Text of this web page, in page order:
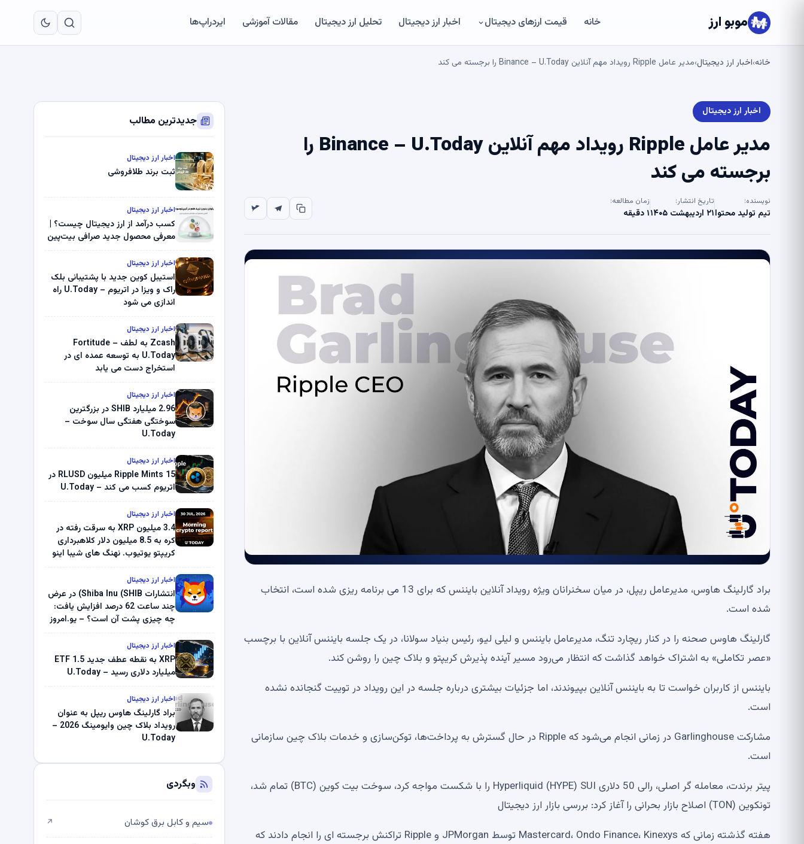
موبو ارز خانه قیمت ارزهای دیجیتال اخبار ارز دیجیتال تحلیل ارز دیجیتال مقالات آموزشی ایردراپ‌ها
خانه›اخبار ارز دیجیتال›مدیر عامل Ripple رویداد مهم آنلاین Binance – U.Today را برجسته می کند
اخبار ارز دیجیتال
مدیر عامل Ripple رویداد مهم آنلاین Binance – U.Today را
برجسته می کند
نویسنده:
تیم تولید محتوا
تاریخ انتشار:
۲۱ اردیبهشت ۱۴۰۵
زمان مطالعه:
۱ دقیقه
براد گارلینگ هاوس، مدیرعامل ریپل، در میان سخنرانان ویژه رویداد آنلاین بایننس که برای 13 می برنامه ریزی شده است، انتخاب
شده است.
گارلینگ هاوس صحنه را در کنار ریچارد تنگ، مدیرعامل بایننس و لیلی لیو، رئیس بنیاد سولانا، در یک جلسه بایننس آنلاین با برچسب
«عصر تکاملی» به اشتراک خواهد گذاشت که انتظار می‌رود مسیر آینده پذیرش کریپتو و بلاک چین را روشن کند.
بایننس از کاربران خواست تا به بایننس آنلاین بپیوندند، اما جزئیات بیشتری درباره جلسه در این رویداد در توییت گنجانده نشده
است.
مشارکت Garlinghouse در زمانی انجام می‌شود که Ripple در حال گسترش به پرداخت‌ها، توکن‌سازی و خدمات بلاک چین سازمانی
است.
پیتر برندت، معامله گر اصلی، رالی 50 دلاری Hyperliquid (HYPE) SUI را با شکست مواجه کرد، سوخت بیت کوین (BTC) تمام شد،
تونکوین (TON) اصلاح بازار بحرانی را آغاز کرد: بررسی بازار ارز دیجیتال
هفته گذشته زمانی که Mastercard، Ondo Finance، Kinexys توسط JPMorgan و Ripple تراکنش برجسته ای را انجام دادند که
جدیدترین مطالب
اخبار ارز دیجیتال
ثبت برند طلافروشی
اخبار ارز دیجیتال
کسب درآمد از ارز دیجیتال چیست؟ |
معرفی محصول جدید صرافی بیت‌پین
اخبار ارز دیجیتال
استیبل کوین جدید با پشتیبانی بلک
راک و ویزا در اتریوم – U.Today راه
اندازی می شود
اخبار ارز دیجیتال
Zcash به لطف Fortitude –
U.Today به توسعه عمده ای در
استخراج دست می یابد
اخبار ارز دیجیتال
2.96 میلیارد SHIB در بزرگترین
سوختگی هفتگی سال سوخت –
U.Today
اخبار ارز دیجیتال
Ripple Mints 15 میلیون RLUSD در
اتریوم کسب می کند – U.Today
اخبار ارز دیجیتال
3.4 میلیون XRP به سرقت رفته در
کره به 8.5 میلیون دلار کلاهبرداری
کریپتو یوتیوب. نهنگ های شیبا اینو
میلیون دلار U-Turn در بیت کوین را
ثبت کرد – گزارش کریپتو صبح –
U.Today
اخبار ارز دیجیتال
انتشارات Shiba Inu (SHIB) در عرض
چند ساعت 62 درصد افزایش یافت:
چه چیزی پشت آن است؟ – یو.امروز
اخبار ارز دیجیتال
XRP به نقطه عطف جدید ETF 1.5
میلیارد دلاری رسید – U.Today
اخبار ارز دیجیتال
براد گارلینگ هاوس ریپل به عنوان
رویداد بلاک چین وایومینگ 2026 –
U.Today
وبگردی
سیم و کابل برق کوشان ↗